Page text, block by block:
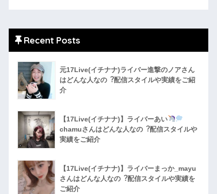
Recent Posts
元17Live(イチナナ)ライバー進撃のノアさん
はどんな人なの︖配信スタイルや実績をご紹
介
【17Live(イチナナ)】ライバーあい
chamuさんはどんな人なの︖配信スタイルや
実績をご紹介
【17Live(イチナナ)】ライバーまっか_mayu
さんはどんな人なの︖配信スタイルや実績を
ご紹介